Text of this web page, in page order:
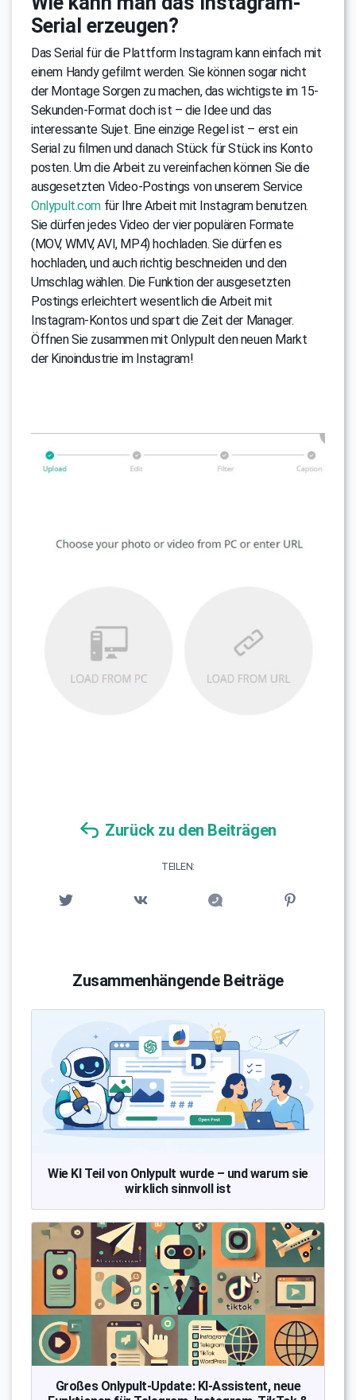
Serial erzeugen?
Das Serial für die Plattform Instagram kann einfach mit
einem Handy gefilmt werden. Sie können sogar nicht
der Montage Sorgen zu machen, das wichtigste im 15-
Sekunden-Format doch ist – die Idee und das
interessante Sujet. Eine einzige Regel ist – erst ein
Serial zu filmen und danach Stück für Stück ins Konto
posten. Um die Arbeit zu vereinfachen können Sie die
ausgesetzten Video-Postings von unserem Service
Onlypult.com für Ihre Arbeit mit Instagram benutzen.
Sie dürfen jedes Video der vier populären Formate
(MOV, WMV, AVI, MP4) hochladen. Sie dürfen es
hochladen, und auch richtig beschneiden und den
Umschlag wählen. Die Funktion der ausgesetzten
Postings erleichtert wesentlich die Arbeit mit
Instagram-Kontos und spart die Zeit der Manager.
Öffnen Sie zusammen mit Onlypult den neuen Markt
der Kinoindustrie im Instagram!
Zurück zu den Beiträgen
TEILEN:
Zusammenhängende Beiträge
Wie KI Teil von Onlypult wurde – und warum sie
wirklich sinnvoll ist
Großes Onlypult-Update: KI-Assistent, neue